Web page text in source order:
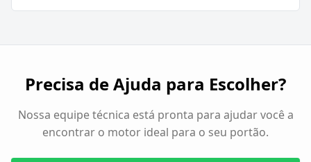
Precisa de Ajuda para Escolher?
Nossa equipe técnica está pronta para ajudar você a
encontrar o motor ideal para o seu portão.